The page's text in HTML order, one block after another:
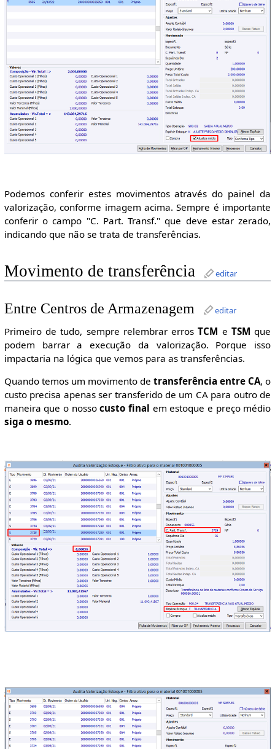
Podemos conferir estes movimentos através do painel da
valorização, conforme imagem acima. Sempre é importante
conferir o campo "C. Part. Transf." que deve estar zerado,
indicando que não se trata de transferências.
Movimento de transferência editar
Entre Centros de Armazenagem editar
Primeiro de tudo, sempre relembrar errosTCM e TSM que
podem barrar a execução da valorização. Porque isso
impactaria na lógica que vemos para as transferências.
Quando temos um movimento detransferência entre CA, o
custo precisa apenas ser transferido de um CA para outro de
maneira que o nossocusto final em estoque e preço médio
siga o mesmo.